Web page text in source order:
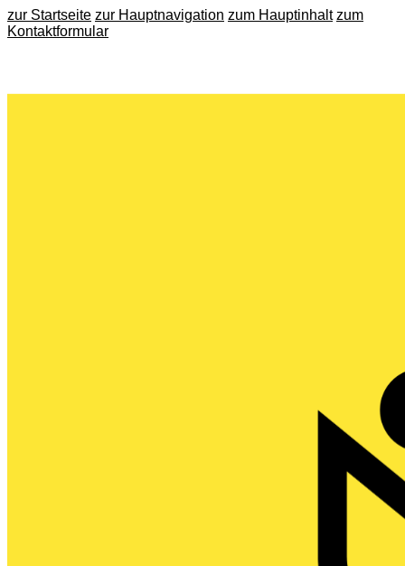
zur Startseite zur Hauptnavigation zum Hauptinhalt zum
Kontaktformular